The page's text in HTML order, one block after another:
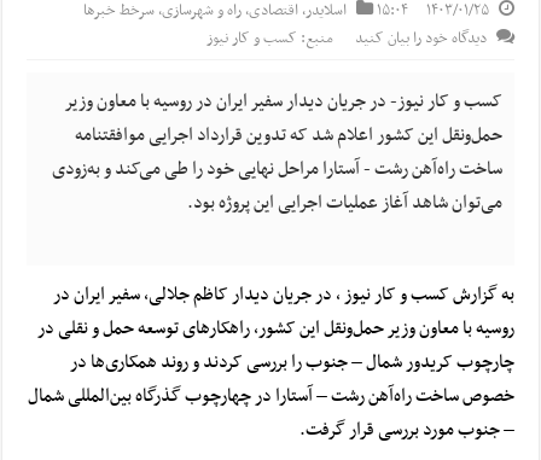
۱۴۰۳/۰۱/۲۵ ۱۵:۰۴ اسلایدر,اقتصادی,راه و شهرسازی,سرخط خبرها
دیدگاه خود را بیان کنید
منبع: کسب و کار نیوز
کسب و کار نیوز- در جریان دیدار سفیر ایران در روسیه با معاون وزیر
حمل‌ونقل این کشور اعلام شد که تدوین قرارداد اجرایی موافقتنامه
ساخت راه‌آهن رشت - آستارا مراحل نهایی خود را طی می‌کند و به‌زودی
می‌توان شاهد آغاز عملیات اجرایی این پروژه بود.
به گزارش کسب و کار نیوز ، در جریان دیدار کاظم جلالی، سفیر ایران در
روسیه با معاون وزیر حمل‌ونقل این کشور، راهکارهای توسعه حمل و نقلی در
چارچوب کریدور شمال – جنوب را بررسی کردند و روند همکاری‌ها در
خصوص ساخت راه‌آهن رشت – آستارا در چهارچوب گذرگاه بین‌المللی شمال
– جنوب مورد بررسی قرار گرفت.